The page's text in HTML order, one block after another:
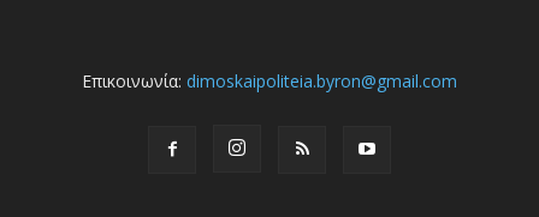
Επικοινωνία: dimoskaipoliteia.byron@gmail.com